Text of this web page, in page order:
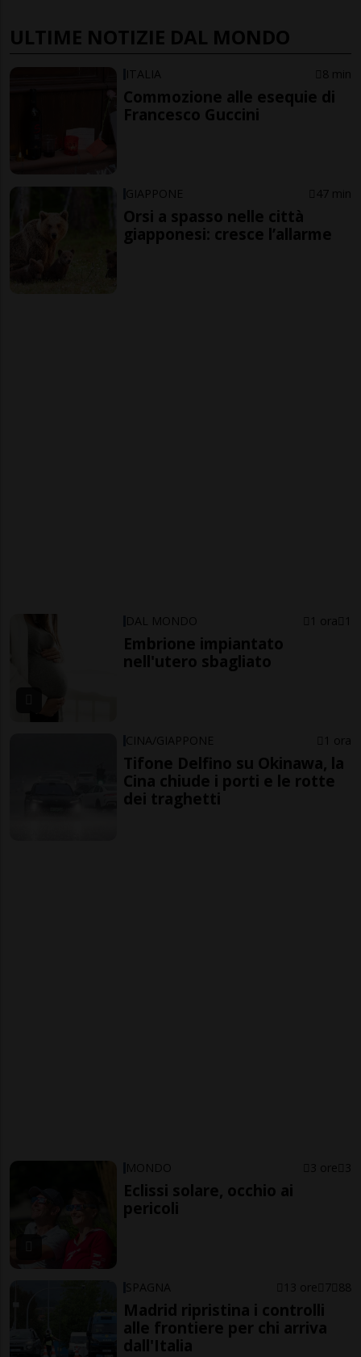
ULTIME NOTIZIE DAL MONDO
ITALIA 8 min
Commozione alle esequie di
Francesco Guccini
GIAPPONE 47 min
Orsi a spasso nelle città
giapponesi: cresce l’allarme
DAL MONDO 1 ora 1
Embrione impiantato
nell'utero sbagliato
CINA/GIAPPONE 1 ora
Tifone Delfino su Okinawa, la
Cina chiude i porti e le rotte
dei traghetti
MONDO 3 ore 3
Eclissi solare, occhio ai
pericoli
SPAGNA 13 ore 7 88
Madrid ripristina i controlli
alle frontiere per chi arriva
dall'Italia